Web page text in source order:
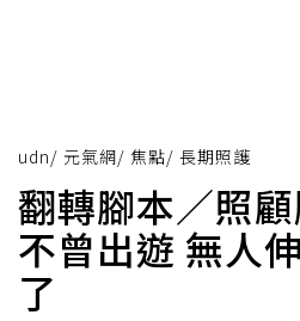
udn/ 元氣網/ 焦點/ 長期照護
翻轉腳本／照
不曾出遊 無人
了